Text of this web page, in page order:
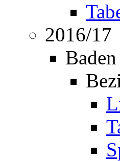
2016/17
Baden